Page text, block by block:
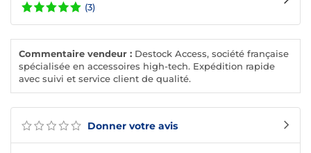
Donner votre avis
(3)
Commentaire vendeur : Destock Access, société française
spécialisée en accessoires high-tech. Expédition rapide
avec suivi et service client de qualité.